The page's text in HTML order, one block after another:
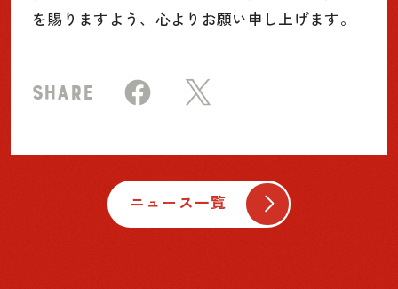
を賜りますよう、心よりお願い申し上げます。
SHARE
ニュース一覧